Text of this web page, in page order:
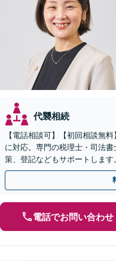
代襲相続
【電話相談可】【初回相談無
に対応。専門の税理士・司法
策、登記などもサポートしま
り納得できる解決を目指しま
電話でお問い合わせ